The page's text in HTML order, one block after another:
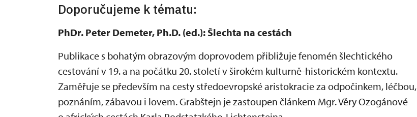
Doporučujeme k tématu:
PhDr. Peter Demeter, Ph.D. (ed.): Šlechta na cestách
Publikace s bohatým obrazovým doprovodem přibližuje fenomén šlechtického
cestování v 19. a na počátku 20. století v širokém kulturně-historickém kontextu.
Zaměřuje se především na cesty středoevropské aristokracie za odpočinkem, léčbou,
poznáním, zábavou i lovem. Grabštejn je zastoupen článkem Mgr. Věry Ozogánové